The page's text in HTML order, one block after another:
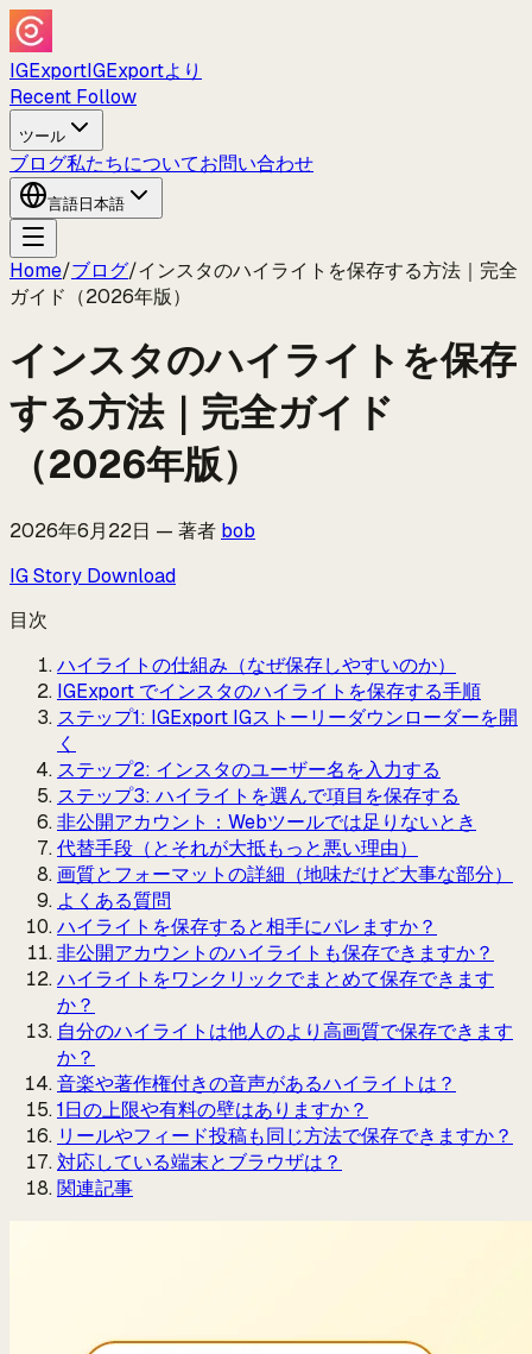
IGExportIGExportより
Recent Follow
ツール
ブログ私たちについてお問い合わせ
言語 日本語
Home/ブログ/インスタのハイライトを保存する方法｜完全
ガイド（2026年版）
インスタのハイライトを保存
する方法｜完全ガイド
（2026年版）
2026年6月22日 — 著者 bob
IG Story Download
目次
ハイライトの仕組み（なぜ保存しやすいのか）
IGExport でインスタのハイライトを保存する手順
ステップ1: IGExport IGストーリーダウンローダーを開
く
ステップ2: インスタのユーザー名を入力する
ステップ3: ハイライトを選んで項目を保存する
非公開アカウント：Webツールでは足りないとき
代替手段（とそれが大抵もっと悪い理由）
画質とフォーマットの詳細（地味だけど大事な部分）
よくある質問
ハイライトを保存すると相手にバレますか？
非公開アカウントのハイライトも保存できますか？
ハイライトをワンクリックでまとめて保存できます
か？
自分のハイライトは他人のより高画質で保存できます
か？
音楽や著作権付きの音声があるハイライトは？
1日の上限や有料の壁はありますか？
リールやフィード投稿も同じ方法で保存できますか？
対応している端末とブラウザは？
関連記事